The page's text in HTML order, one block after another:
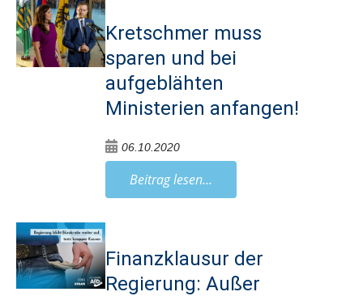
Kretschmer muss
sparen und bei
aufgeblähten
Ministerien anfangen!
06.10.2020
Beitrag lesen...
Finanzklausur der
Regierung: Außer